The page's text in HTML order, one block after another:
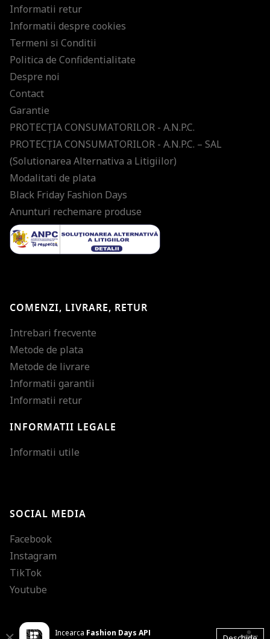
Informatii retur
Informatii despre cookies
Termeni si Conditii
Politica de Confidentialitate
Despre noi
Contact
Garantie
PROTECŢIA CONSUMATORILOR - A.N.P.C.
PROTECŢIA CONSUMATORILOR - A.N.P.C. – SAL
(Solutionarea Alternativa a Litigiilor)
Modalitati de plata
Black Friday Fashion Days
Anunturi rechemare produse
COMENZI, LIVRARE, RETUR
Intrebari frecvente
Metode de plata
Metode de livrare
Informatii garantii
Informatii retur
INFORMATII LEGALE
Informatii utile
SOCIAL MEDIA
Facebook
Instagram
TikTok
Youtube
Incearca Fashion Days APP Cursor mare